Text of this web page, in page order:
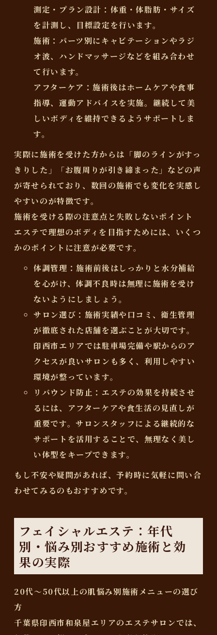
測定・プラン設計 ：体重・体脂肪・サイズ
を計測し、目標設定を行います。
施術 ：パーツ別にキャビテーションやラジ
オ波、ハンドマッサージなどを組み合わせ
て行います。
アフターケア ：施術後はホームケアや食事
指導、運動アドバイスを実施。継続して美
しいボディを維持できるようサポートしま
す。
実際に施術を受けた方からは「脚のラインがすっ
きりした」「お腹周りが引き締まった」などの声
が寄せられており、数回の施術でも変化を実感し
やすいのが特徴です。
施術を受ける際の注意点と失敗しないポイント
エステで理想のボディを目指すためには、いくつ
かのポイントに注意が必要です。
体調管理 ：施術前後はしっかりと水分補給
を心がけ、体調不良時は無理に施術を受け
ないようにしましょう。
サロン選び ：施術実績や口コミ、衛生管理
が徹底された店舗を選ぶことが大切です。
印西市エリアでは駐車場完備や駅からのア
クセスが良いサロンも多く、利用しやすい
環境が整っています。
リバウンド防止 ：エステの効果を持続させ
るには、アフターケアや食生活の見直しが
重要です。サロンスタッフによる継続的な
サポートを活用することで、無理なく美し
い体型をキープできます。
もし不安や疑問があれば、予約時に気軽に問い合
わせてみるのもおすすめです。
フェイシャルエステ：年代
別・悩み別おすすめ施術と効
果の実際
20代～50代以上の肌悩み別施術メニューの選び
方
千葉県印西市和泉屋エリアのエステサロンでは、